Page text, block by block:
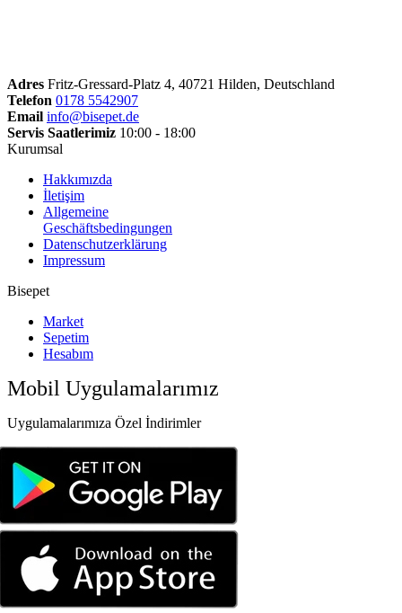
Adres Fritz-Gressard-Platz 4, 40721 Hilden, Deutschland
Telefon 0178 5542907
Email info@bisepet.de
Servis Saatlerimiz 10:00 - 18:00
Kurumsal
Hakkımızda
İletişim
Allgemeine
Geschäftsbedingungen
Datenschutzerklärung
Impressum
Bisepet
Market
Sepetim
Hesabım
Mobil Uygulamalarımız
Uygulamalarımıza Özel İndirimler